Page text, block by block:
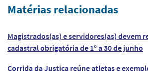
Matérias relacionadas
Magistrados(as) e servidores(as) devem
cadastral obrigatória de 1º a 30 de junho
Corrida da Justiça reúne atletas e